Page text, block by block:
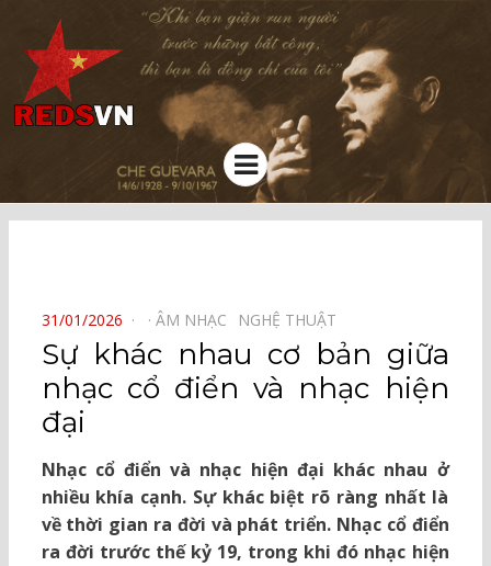
Kênh chia sẻ tri thức cộng đồng
Menu
POSTED
ON
31/01/2026 ÂM NHẠC⠀ NGHỆ THUẬT⠀
Sự khác nhau cơ bản giữa
nhạc cổ điển và nhạc hiện
đại
Nhạc cổ điển và nhạc hiện đại khác nhau ở
nhiều khía cạnh. Sự khác biệt rõ ràng nhất là
về thời gian ra đời và phát triển. Nhạc cổ điển
ra đời trước thế kỷ 19, trong khi đó nhạc hiện